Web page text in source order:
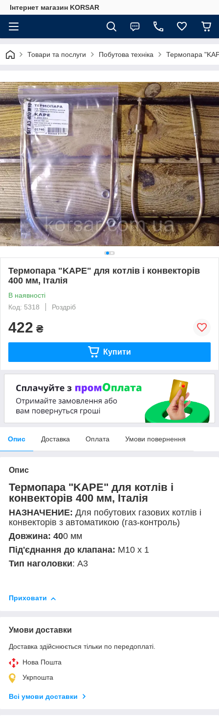
Iнтернет магазин KORSAR
Товари та послуги Побутова техніка Термопара
Термопара "KAPE" для котлів і конвекторів
400 мм, Італія
В наявності
Код: 5318
Роздріб
422 ₴
Купити
Опис Доставка Оплата Умови повернення
Опис
Термопара "KAPE" для котлів і
конвекторів 400 мм, Італія
НАЗНАЧЕНИЕ: Для побутових газових котлів і
конвекторів з автоматикою (газ-контроль)
Довжина: 400 мм
Під'єднання до клапана: М10 х 1
Тип наголовки: А3
Приховати
Умови доставки
Доставка здійснюється тільки по передоплаті.
Нова Пошта
Укрпошта
Всі умови доставки